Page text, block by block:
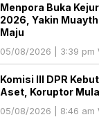
Menpora Buka
2026, Yakin
Maju
05/08/2026 | 3:39 pm
Komisi III DPR
Aset, Koruptor
05/08/2026 | 8:46 am